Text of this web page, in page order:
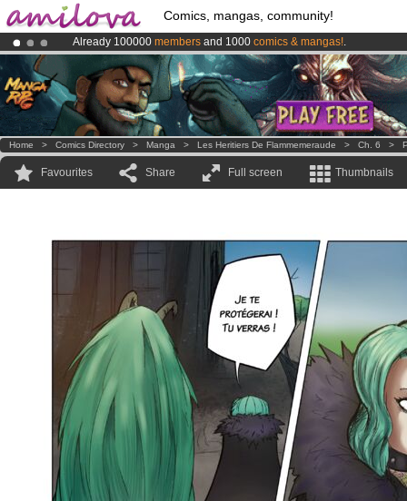
Comics, mangas, community!
Already 100000 members and 1000 comics & mangas!.
Premium membership from3.95 eurosper month !Get membership
AmilovaKickstarter is now LIVE!.
Home > Comics Directory > Manga > Les Heritiers De Flammemeraude > Ch. 6 >
Favourites Share Full screen Thumbnails